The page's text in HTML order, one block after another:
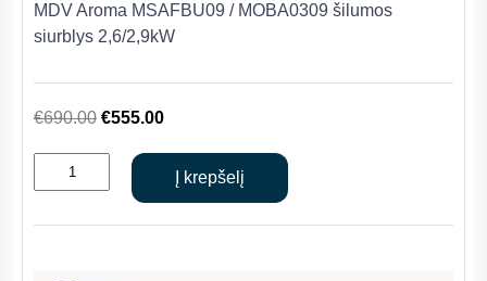
MDV Aroma MSAFBU09 / MOBA0309 šilumos
siurblys 2,6/2,9kW
€690.00 Original
was:
€690.00.
€555.00Current
is:
produkto
kiekis:
Į krepšelį